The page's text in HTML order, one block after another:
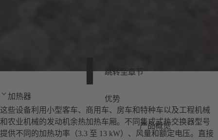
跳转至章节
优势
产品概览
加热器
这些设备利用小型客车、商用车、房车和特种车以及工程机械
和农业机械的发动机余热加热车厢。不同集成式热交换器型号
提供不同的加热功率（3.3 至 13 kW）、风量和额定电压。直接